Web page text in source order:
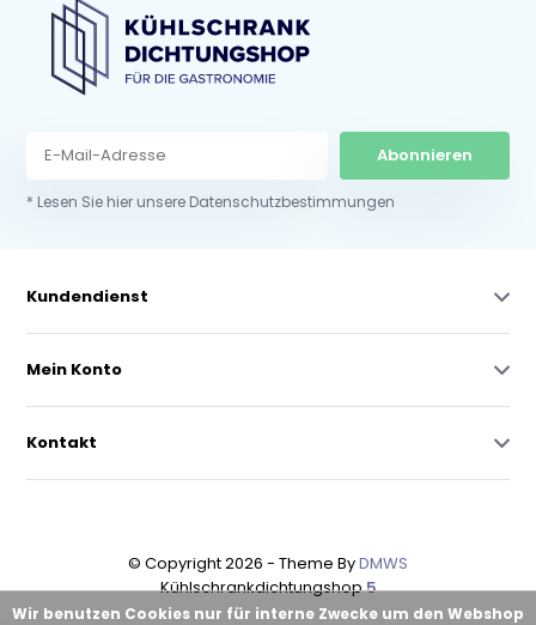
Abonnieren
* Lesen Sie hier unsere Datenschutzbestimmungen
Kundendienst
Mein Konto
Kontakt
© Copyright 2026 - Theme ByDMWS
Kühlschrankdichtungshop5
Wir benutzen Cookies nur für interne Zwecke um den Webshop